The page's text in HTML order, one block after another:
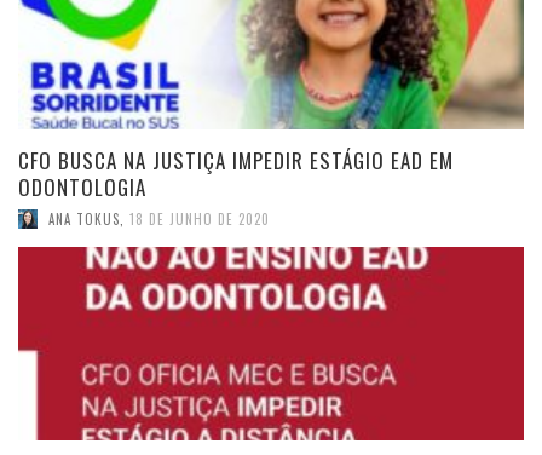
CFO BUSCA NA JUSTIÇA IMPEDIR ESTÁGIO EAD EM
ODONTOLOGIA
ANA TOKUS 18 DE JUNHO DE 2020